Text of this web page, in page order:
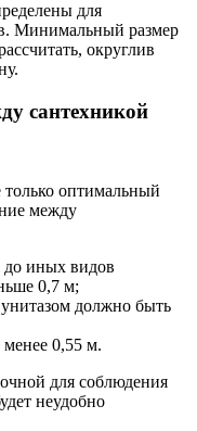
для
Минимальный размер
округлив
сантехникой
оптимальный
между
до иных видов
0,7 м;
должно быть
0,55 м.
для соблюдения
неудобно